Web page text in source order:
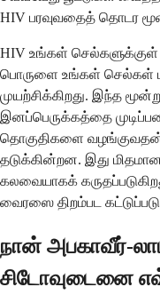
HIV பரவுவதைத் தொடர
HIV உங்கள் செல்களுக்குள்
பொருளை உங்கள் செல்கள்
முயற்சிக்கிறது. இந்த
இனப்பெருக்கத்தை
தொகுதிகளை
தடுக்கின்றன. இது
கலவையாகக்
வைரஸை திறம்பட
நான் அபகாவீர்-
சிடோவுடைனை